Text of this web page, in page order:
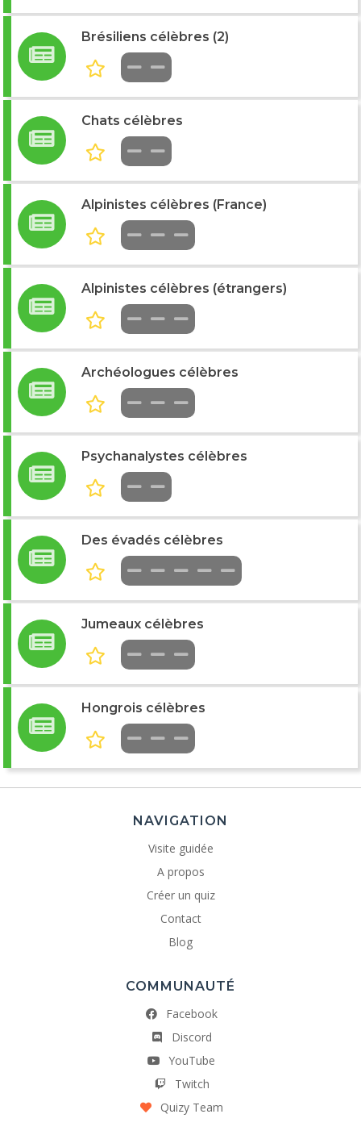
Brésiliens célèbres (2)
Chats célèbres
Alpinistes célèbres (France)
Alpinistes célèbres (étrangers)
Archéologues célèbres
Psychanalystes célèbres
Des évadés célèbres
Jumeaux célèbres
Hongrois célèbres
NAVIGATION
Visite guidée
A propos
Créer un quiz
Contact
Blog
COMMUNAUTÉ
Facebook
Discord
YouTube
Twitch
Quizy Team